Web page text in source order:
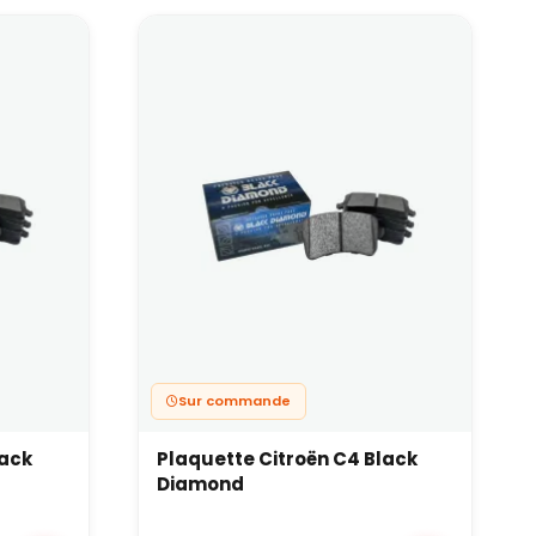
: zoom sur nos
nous avons retenu la gamme de
chute brutale de performance.
à des disques de frein et à des durites de
ne nécessitent pas encore des plaquettes full
Sur commande
Plaquette Citroën C4 Black
Diamond